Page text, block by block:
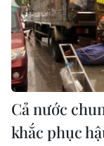
Cả nước
khắc phục